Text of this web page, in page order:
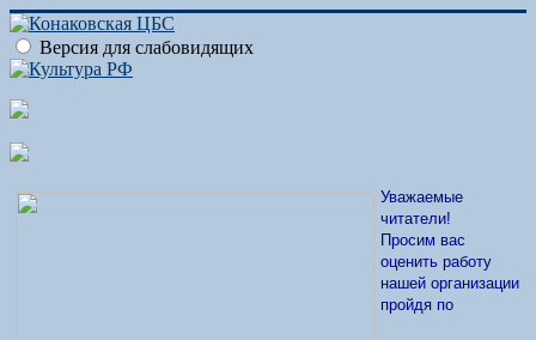
Версия для слабовидящих
Уважаемые
читатели!
Просим вас
оценить работу
нашей организации
пройдя по